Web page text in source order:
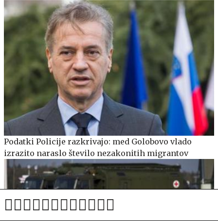
Podatki Policije razkrivajo: med Golobovo vlado
izrazito naraslo število nezakonitih migrantov